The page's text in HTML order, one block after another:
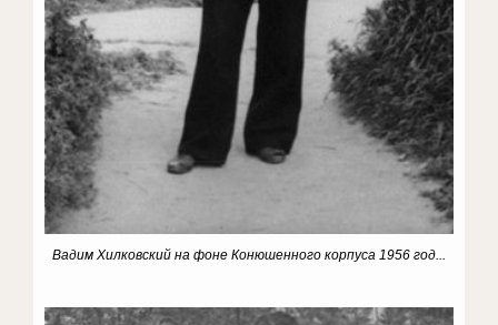
Вадим Хилковский на фоне Конюшенного корпуса 1956 год...